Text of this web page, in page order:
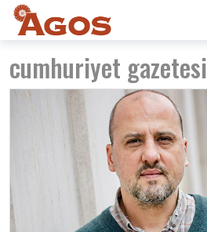
cumhuriyet gazetesi